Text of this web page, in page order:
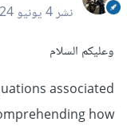
نشر4 يونيو 2024
وعليكم السلام
associated
how